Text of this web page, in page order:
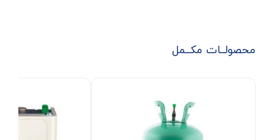
محصولــات مکــمل